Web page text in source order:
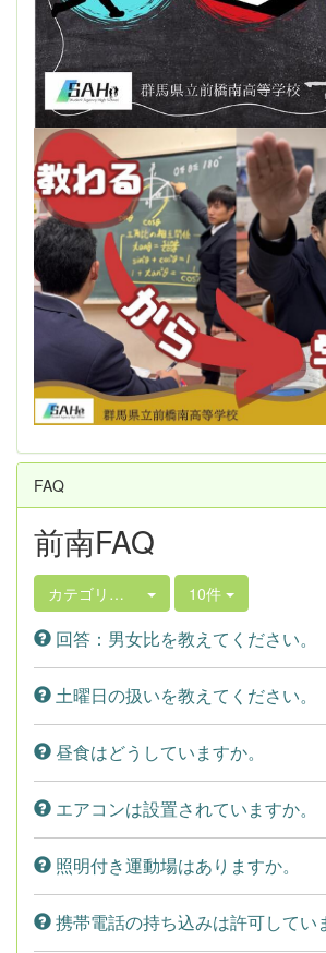
FAQ
前南FAQ
カテゴリ選択 10件
回答：男女比を教えてください。
土曜日の扱いを教えてください。
昼食はどうしていますか。
エアコンは設置されていますか。
照明付き運動場はありますか。
携帯電話の持ち込みは許可してい